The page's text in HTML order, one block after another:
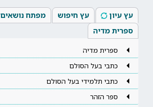
עץ עיון עץ חיפוש
מפתח נושאים
ספרית מדיה
ספרית מדיה
כתבי בעל הסולם
כתבי תלמידי בעל הסולם
ספר הזהר